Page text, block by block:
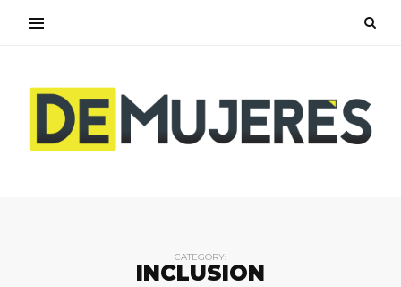
CATEGORY:
INCLUSION